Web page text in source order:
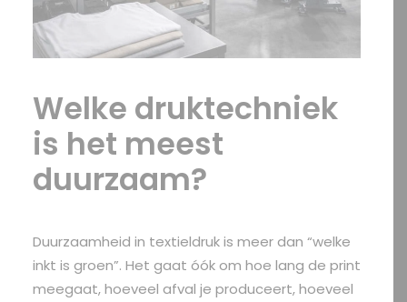
Welke druktechniek
is het meest
duurzaam?
Duurzaamheid in textieldruk is meer dan “welke
inkt is groen”. Het gaat óók om hoe lang de print
meegaat, hoeveel afval je produceert, hoeveel